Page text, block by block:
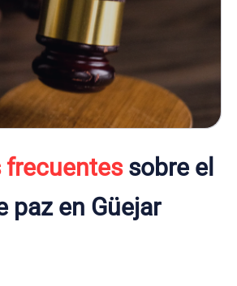
frecuentessobre el
paz en Güejar